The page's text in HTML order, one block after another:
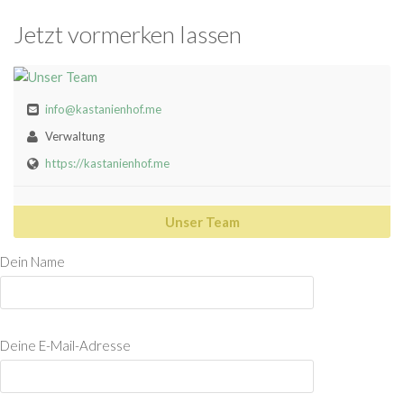
Jetzt vormerken lassen
info@kastanienhof.me
Verwaltung
https://kastanienhof.me
Unser Team
Dein Name
Deine E-Mail-Adresse